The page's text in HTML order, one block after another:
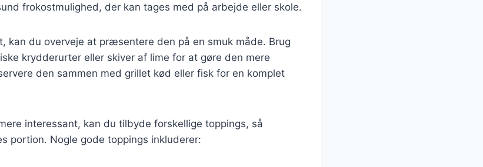
frokostmulighed, der kan tages med på arbejde eller skole.
kan du overveje at præsentere den på en smuk måde. Brug
krydderurter eller skiver af lime for at gøre den mere
den sammen med grillet kød eller fisk for en komplet
interessant, kan du tilbyde forskellige toppings, så
portion. Nogle gode toppings inkluderer: